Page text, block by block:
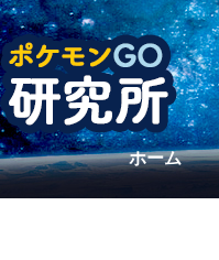
ホーム